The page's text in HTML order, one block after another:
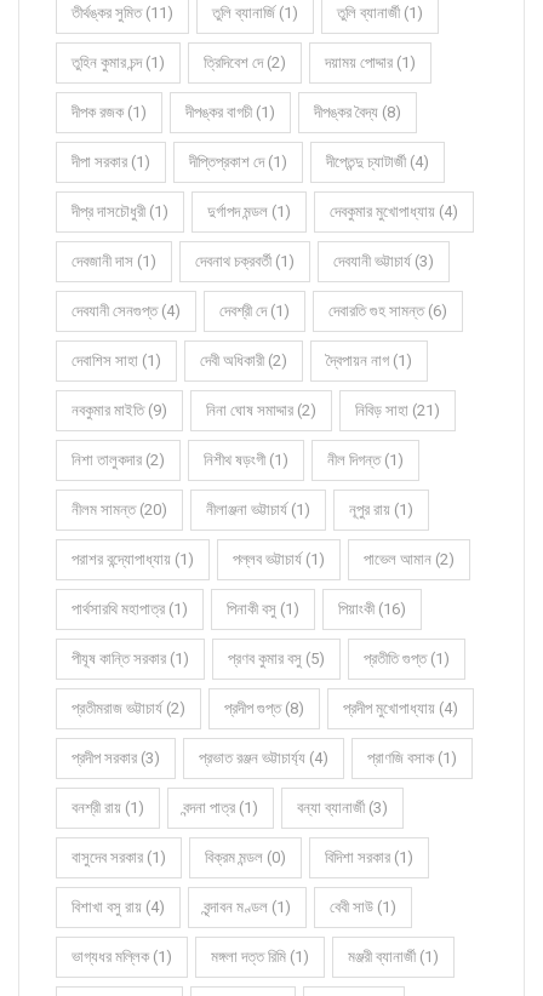
তীর্থঙ্কর সুমিত (11) তুলি ব্যানার্জি (1) তুলি ব্যানার্জী (1)
তুহিন কুমার চন্দ (1) ত্রিদিবেশ দে (2) দয়াময় পোদ্দার (1)
দীপক রজক (1) দীপঙ্কর বাগচী (1) দীপঙ্কর বৈদ্য (8)
দীপা সরকার (1) দীপ্তিপ্রকাশ দে (1) দীপ্তেন্দু চ্যাটার্জী (4)
দীপ্র দাসচৌধুরী (1) দুর্গাপদ মন্ডল (1) দেবকুমার মুখোপাধ্যায় (4)
দেবজানী দাস (1) দেবনাথ চক্রবর্তী (1) দেবযানী ভট্টাচার্য (3)
দেবযানী সেনগুপ্ত (4) দেবশ্রী দে (1) দেবারতি গুহ সামন্ত (6)
দেবাশিস সাহা (1) দেবী অধিকারী (2) দ্বৈপায়ন নাগ (1)
নবকুমার মাইতি (9) নিনা ঘোষ সমাদ্দার (2) নিবিড় সাহা (21)
নিশা তালুকদার (2) নিশীথ ষড়ংগী (1) নীল দিগন্ত (1)
নীলম সামন্ত (20) নীলাঞ্জনা ভট্টাচার্য (1) নূপুর রায় (1)
পরাশর বন্দ্যোপাধ্যায় (1) পল্লব ভট্টাচার্য (1) পাভেল আমান (2)
পার্থসারথি মহাপাত্র (1) পিনাকী বসু (1) পিয়াংকী (16)
পীযূষ কান্তি সরকার (1) প্রণব কুমার বসু (5) প্রতীতি গুপ্ত (1)
প্রতীমরাজ ভট্টাচার্য (2) প্রদীপ গুপ্ত (8) প্রদীপ মুখোপাধ্যায় (4)
প্রদীপ সরকার (3) প্রভাত রঞ্জন ভট্টাচার্য্য (4) প্রাণজি বসাক (1)
বনশ্রী রায় (1) বন্দনা পাত্র (1) বন্যা ব্যানার্জী (3)
বাসুদেব সরকার (1) বিক্রম মন্ডল (0) বিদিশা সরকার (1)
বিশাখা বসু রায় (4) বৃন্দাবন মণ্ডল (1) বেবী সাউ (1)
ভাগ্যধর মল্লিক (1) মঙ্গলা দত্ত রিমি (1) মঞ্জরী ব্যানার্জী (1)